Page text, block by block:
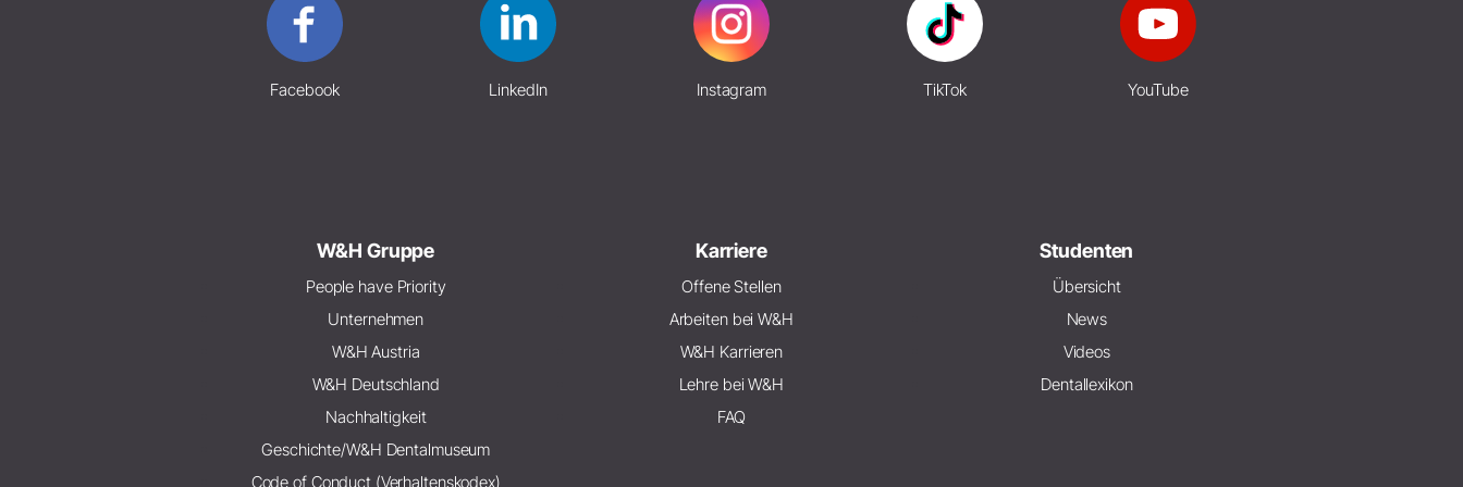
Facebook LinkedIn Instagram TikTok YouTube
W&H Gruppe
People have Priority
Unternehmen
W&H Austria
W&H Deutschland
Nachhaltigkeit
Geschichte/W&H Dentalmuseum
Code of Conduct (Verhaltenskodex)
Karriere
Offene Stellen
Arbeiten bei W&H
W&H Karrieren
Lehre bei W&H
FAQ
Studenten
Übersicht
News
Videos
Dentallexikon